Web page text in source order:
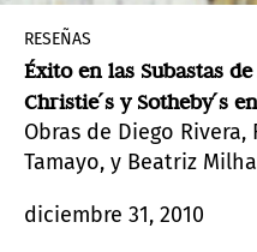
RESEÑAS
Éxito en las Subastas
Christie ́s y Sotheby ́s
Obras de Diego
Tamayo, y Beatriz
Arte Latinoamericano
diciembre 31, 2010